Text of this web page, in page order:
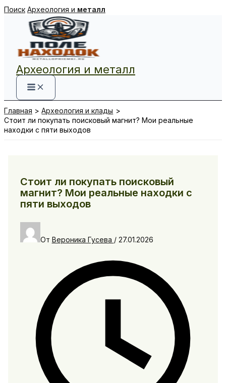
Перейти
содержимому
Поиск Археология и металл
Археология и металл
Главная
Археология и клады
Стоит ли покупать поисковый магнит? Мои реальные
находки с пяти выходов
Стоит ли покупать поисковый
магнит? Мои реальные находки с
пяти выходов
От Вероника Гусева / 27.01.2026